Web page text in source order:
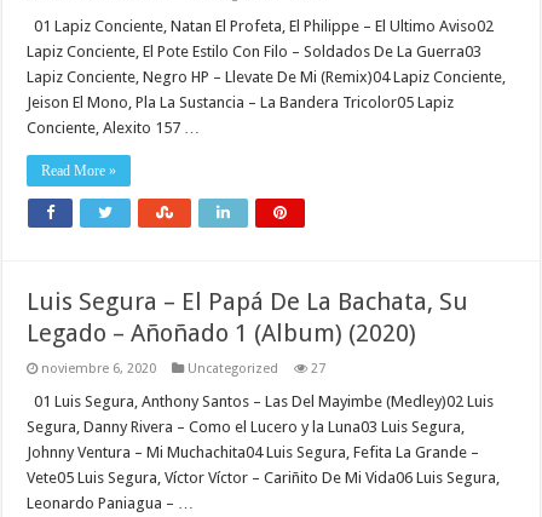
01 Lapiz Conciente, Natan El Profeta, El Philippe – El Ultimo Aviso02
Lapiz Conciente, El Pote Estilo Con Filo – Soldados De La Guerra03
Lapiz Conciente, Negro HP – Llevate De Mi (Remix)04 Lapiz Conciente,
Jeison El Mono, Pla La Sustancia – La Bandera Tricolor05 Lapiz
Conciente, Alexito 157 …
Read More »
Luis Segura – El Papá De La Bachata, Su
Legado – Añoñado 1 (Album) (2020)
noviembre 6, 2020 Uncategorized 27
01 Luis Segura, Anthony Santos – Las Del Mayimbe (Medley)02 Luis
Segura, Danny Rivera – Como el Lucero y la Luna03 Luis Segura,
Johnny Ventura – Mi Muchachita04 Luis Segura, Fefita La Grande –
Vete05 Luis Segura, Víctor Víctor – Cariñito De Mi Vida06 Luis Segura,
Leonardo Paniagua – …